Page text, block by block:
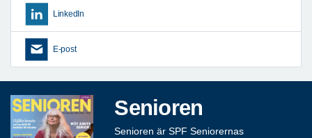
LinkedIn
E-post
Senioren
Senioren är SPF Seniorernas